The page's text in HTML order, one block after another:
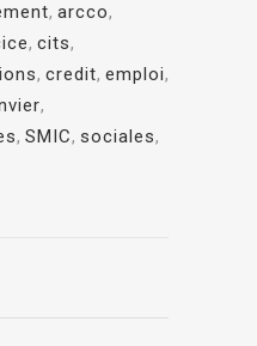
, arcco,
, cits,
, credit, emploi,
,
, SMIC, sociales,